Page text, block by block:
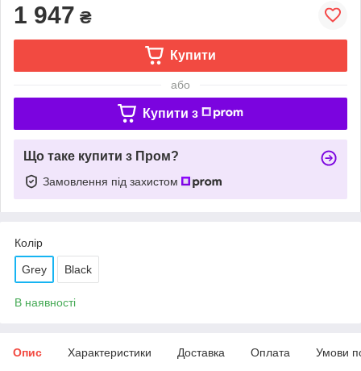
1 947 ₴
Купити
або
Купити з
Що таке купити з Пром?
Замовлення під захистом
Колір
Grey Black
В наявності
Опис Характеристики Доставка Оплата Умови